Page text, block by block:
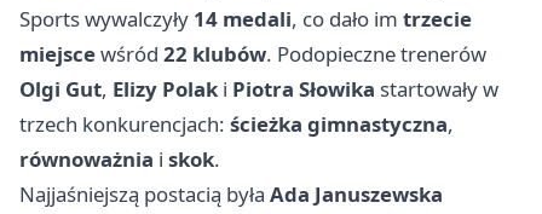
Sports wywalczyły 14 medali, co dało im trzecie
miejscewśród 22 klubów. Podopieczne trenerów
Olgi Gut, Elizy Polak i Piotra Słowika startowały w
trzech konkurencjach: ścieżka gimnastyczna,
równoważnia i skok.
Najjaśniejszą postacią była Ada Januszewska